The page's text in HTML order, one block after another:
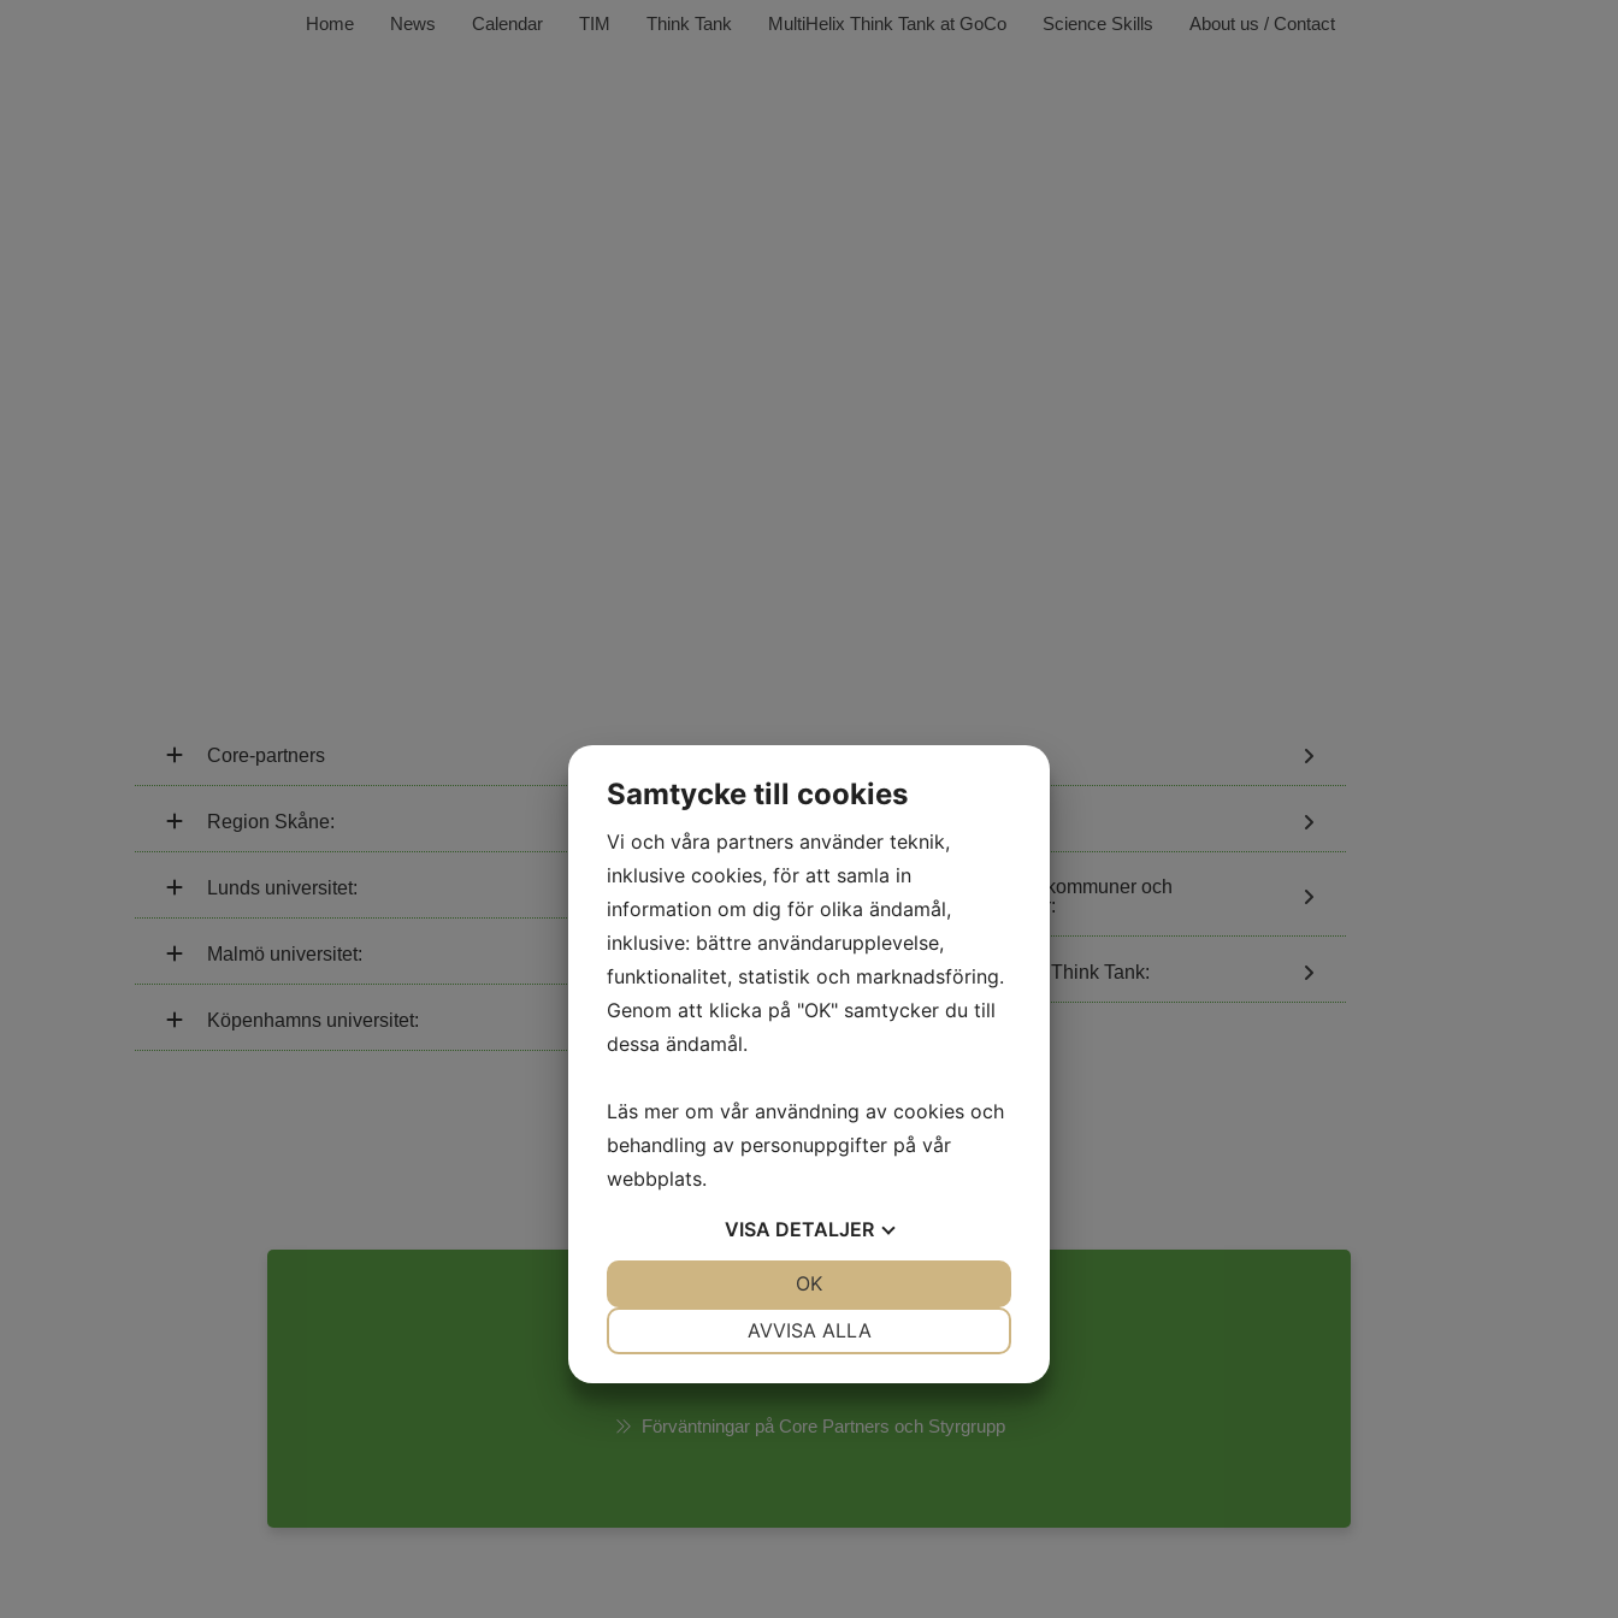
Home News Calendar TIM Think Tank MultiHelix Think Tank at GoCo Science Skills About us / Contact
Core-partners
Region Skåne:
Lunds universitet:
Malmö universitet:
Köpenhamns universitet:
Högskolan i Kristianstad:
Näringsliv, civilsamhället, kommuner och
samverkansorganisationer:
Styrgruppen för MultiHelix Think Tank:
Download
Förväntningar på Core Partners och Styrgrupp
Samtycke till cookies
Vi och våra partners använder teknik,
inklusive cookies, för att samla in
information om dig för olika ändamål,
inklusive: bättre användarupplevelse,
funktionalitet, statistik och marknadsföring.
Genom att klicka på "OK" samtycker du till
dessa ändamål.
Läs mer om vår användning av cookies och
behandling av personuppgifter på vår
webbplats.
VISA DETALJER
AVVISA ALLA
OK